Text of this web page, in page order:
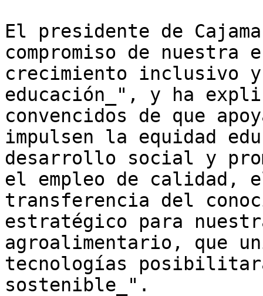
El presidente de
compromiso de
crecimiento inclusivo
educación_", y ha
convencidos de que
impulsen la equidad
desarrollo social y
el empleo de calidad,
transferencia del
estratégico para
agroalimentario, que
tecnologías
sostenible_".